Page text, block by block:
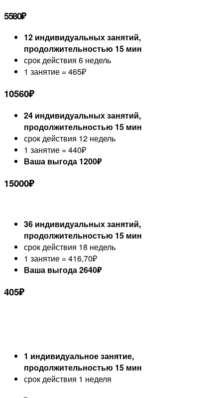
5580₽
12 индивидуальных занятий,
продолжительностью 15 мин
срок действия 6 недель
1 занятие = 465₽
10560₽
24 индивидуальных занятий,
продолжительностью 15 мин
срок действия 12 недель
1 занятие = 440₽
Ваша выгода 1200₽
15000₽
36 индивидуальных занятий,
продолжительностью 15 мин
срок действия 18 недель
1 занятие = 416,70₽
Ваша выгода 2640₽
405₽
1 индивидуальное занятие,
продолжительностью 15 мин
срок действия 1 неделя